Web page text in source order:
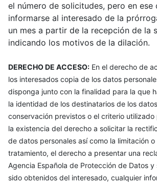
el número de solicitudes, pero en ese
informarse al interesado de la
un mes a partir de la recepción de la
indicando los motivos de la dilación.
DERECHO DE ACCESO: En el derecho de
los interesados copia de los datos
disponga junto con la finalidad para la que
la identidad de los destinatarios de los
conservación previstos o el criterio utilizado
la existencia del derecho a solicitar la
de datos personales así como la limitación o
tratamiento, el derecho a presentar una
Agencia Española de Protección de Datos y
sido obtenidos del interesado, cualquier